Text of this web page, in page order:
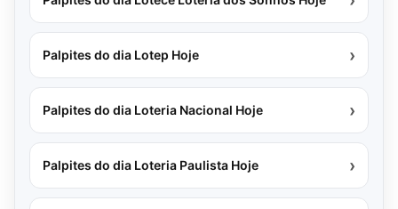
Palpites do dia Lotep Hoje ›
Palpites do dia Loteria Nacional Hoje ›
Palpites do dia Loteria Paulista Hoje ›